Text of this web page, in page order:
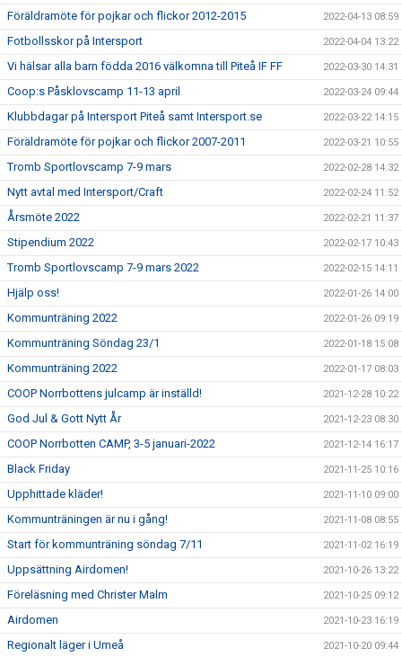
Föräldramöte för pojkar och flickor 2012-2015 2022-04-13 08:59
Fotbollsskor på Intersport 2022-04-04 13:22
Vi hälsar alla barn födda 2016 välkomna till Piteå IF FF 2022-03-30 14:31
Coop:s Påsklovscamp 11-13 april 2022-03-24 09:44
Klubbdagar på Intersport Piteå samt Intersport.se 2022-03-22 14:15
Föräldramöte för pojkar och flickor 2007-2011 2022-03-21 10:55
Tromb Sportlovscamp 7-9 mars 2022-02-28 14:32
Nytt avtal med Intersport/Craft 2022-02-24 11:52
Årsmöte 2022 2022-02-21 11:37
Stipendium 2022 2022-02-17 10:43
Tromb Sportlovscamp 7-9 mars 2022 2022-02-15 14:11
Hjälp oss! 2022-01-26 14:00
Kommunträning 2022 2022-01-26 09:19
Kommunträning Söndag 23/1 2022-01-18 15:08
Kommunträning 2022 2022-01-17 08:03
COOP Norrbottens julcamp är inställd! 2021-12-28 10:22
God Jul & Gott Nytt År 2021-12-23 08:30
COOP Norrbotten CAMP, 3-5 januari-2022 2021-12-14 16:17
Black Friday 2021-11-25 10:16
Upphittade kläder! 2021-11-10 09:00
Kommunträningen är nu i gång! 2021-11-08 08:55
Start för kommunträning söndag 7/11 2021-11-02 16:19
Uppsättning Airdomen! 2021-10-26 13:22
Föreläsning med Christer Malm 2021-10-25 09:12
Airdomen 2021-10-23 16:19
Regionalt läger i Umeå 2021-10-20 09:44